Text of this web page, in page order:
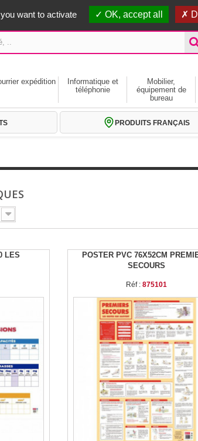
expédition
Informatique et
téléphonie
Mobilier,
équipement de
bureau
PRODUITS FRANÇAIS
LES
POSTER PVC 76X52CM
SECOURS
Réf : 875101
want to activate OK, accept all